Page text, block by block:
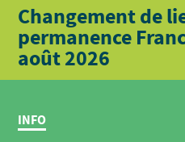
Changement de
permanence
août 2026
INFO